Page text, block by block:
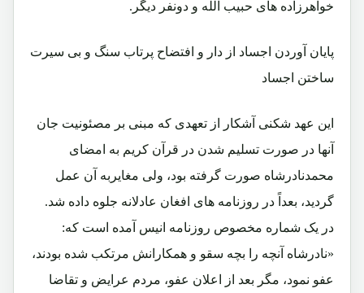
خواهرزاده های حبیب الله و دونفر دیگر.
پایان آوردن اجساد از دار و افتضاح پرتاب سنگ و بی سیرت
ساختن اجساد
این عهد شکنی آشکار از تعهدی که مبنی بر مصئونیت جان
آنها در صورت تسلیم شدن در قرآن کریم به امضای
محمدنادرشاه صورت گرفته بود، ولی مغایربه آن عمل
گردید، بعداً در روزنامه های افغان عادلانه جلوه داده شد.
در یک شماره مخصوص روزنامه انیس آمده است که:
«نادرشاه آنچه را بچه سقو و همکارانش مرتکب شده بودند،
عفو نمود، مگر بعد از اعلان عفو، مردم عرایض و تقاضا